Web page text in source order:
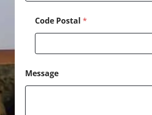
Code Postal *
Message